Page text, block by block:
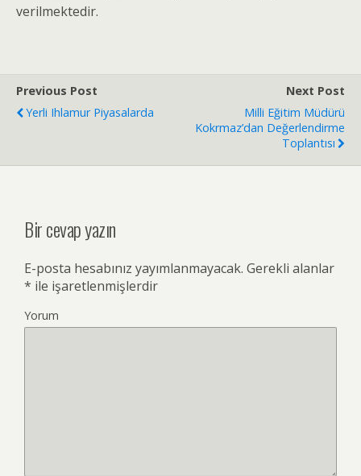
verilmektedir.
Previous Post
Yerli Ihlamur Piyasalarda
Next Post
Milli Eğitim Müdürü
Kokrmaz’dan Değerlendirme
Toplantısı
Bir cevap yazın
E-posta hesabınız yayımlanmayacak. Gerekli alanlar
* ile işaretlenmişlerdir
Yorum